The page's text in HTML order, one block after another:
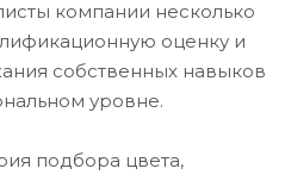
компании несколько
оценку и
собственных навыков
уровне.
подбора цвета,